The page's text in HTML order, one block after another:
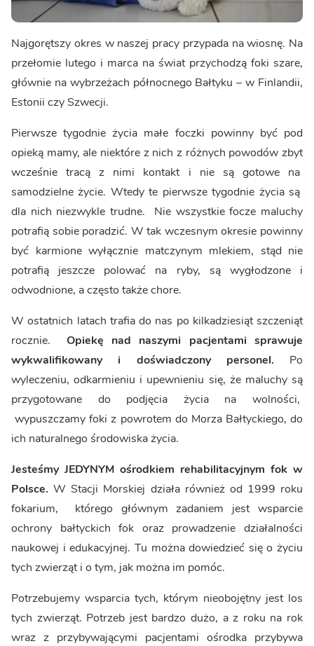
Najgorętszy okres w naszej pracy przypada na wiosnę. Na
przełomie lutego i marca na świat przychodzą foki szare,
głównie na wybrzeżach północnego Bałtyku – w Finlandii,
Estonii czy Szwecji.
Pierwsze tygodnie życia małe foczki powinny być pod
opieką mamy, ale niektóre z nich z różnych powodów zbyt
wcześnie tracą z nimi kontakt i nie są gotowe na
samodzielne życie. Wtedy te pierwsze tygodnie życia są
dla nich niezwykle trudne. Nie wszystkie focze maluchy
potrafią sobie poradzić. W tak wczesnym okresie powinny
być karmione wyłącznie matczynym mlekiem, stąd nie
potrafią jeszcze polować na ryby, są wygłodzone i
odwodnione, a często także chore.
W ostatnich latach trafia do nas po kilkadziesiąt szczeniąt
rocznie. Opiekę nad naszymi pacjentami sprawuje
wykwalifikowany i doświadczony personel. Po
wyleczeniu, odkarmieniu i upewnieniu się, że maluchy są
przygotowane do podjęcia życia na wolności,
wypuszczamy foki z powrotem do Morza Bałtyckiego, do
ich naturalnego środowiska życia.
Jesteśmy JEDYNYM ośrodkiem rehabilitacyjnym fok w
Polsce. W Stacji Morskiej działa również od 1999 roku
fokarium, którego głównym zadaniem jest wsparcie
ochrony bałtyckich fok oraz prowadzenie działalności
naukowej i edukacyjnej. Tu można dowiedzieć się o życiu
tych zwierząt i o tym, jak można im pomóc.
Potrzebujemy wsparcia tych, którym nieobojętny jest los
tych zwierząt. Potrzeb jest bardzo dużo, a z roku na rok
wraz z przybywającymi pacjentami ośrodka przybywa